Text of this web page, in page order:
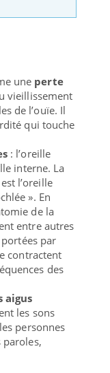
une perte
vieillissement
de l’ouïe. Il
qui touche
: l’oreille
interne. La
l’oreille
». En
de la
entre autres
par
contractent
des
aigus
les sons
personnes
paroles,